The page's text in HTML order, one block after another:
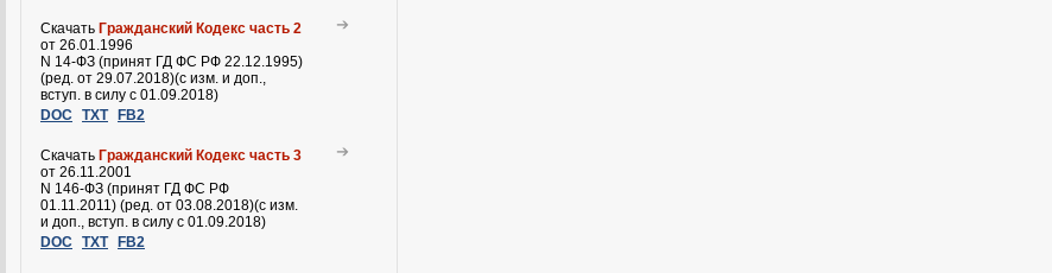
Скачать Гражданский Кодекс часть 2
от 26.01.1996
N 14-ФЗ (принят ГД ФС РФ 22.12.1995)
(ред. от 29.07.2018)(с изм. и доп.,
вступ. в силу с 01.09.2018)
DOC TXT FB2
Скачать Гражданский Кодекс часть 3
от 26.11.2001
N 146-ФЗ (принят ГД ФС РФ
01.11.2011) (ред. от 03.08.2018)(с изм.
и доп., вступ. в силу с 01.09.2018)
DOC TXT FB2